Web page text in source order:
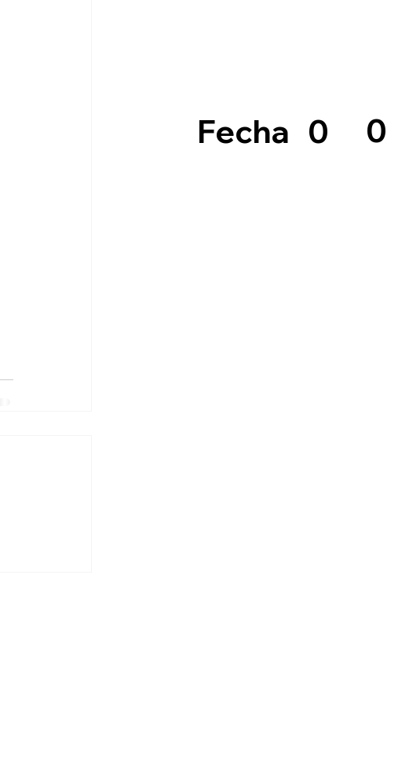
Fecha 0 0